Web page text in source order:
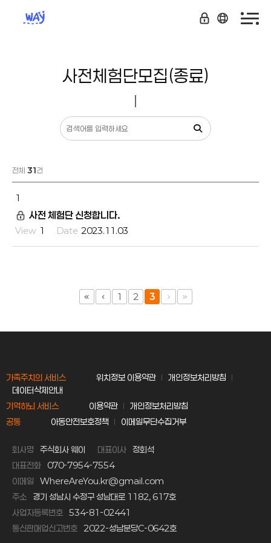
사전체험단모집(종료)
전체 31 건
1
사전 체험단 신청합니다.
1 2023.11.03
1 2 3
가족주치의 서비스 위치정보 이용약관
개인정보처리방침
데이터삭제안내
기억하뇌 서비스
이용약관
개인정보처리방침
공통
아동안전보호정책 이메일무단수집거부
회사명 주식회사 웨이 대표이사 정회석
대표전화
070-7954-7554
이메일
WhereAreYou.kr@gmail.com
주소
경기 성남시 수정구 성남대로 1182, 617호
사업자등록번호 534-81-02441
통신판매업신고번호 2022-성남분당C-0642호